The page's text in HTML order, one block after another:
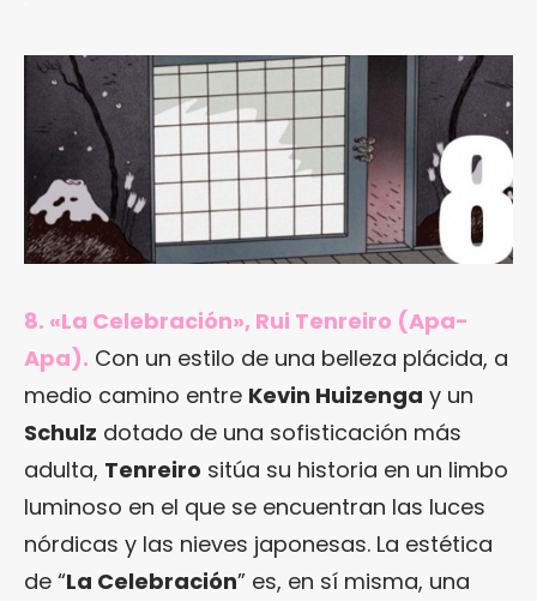
8. «La Celebración», Rui Tenreiro (Apa-
Apa). Con un estilo de una belleza plácida, a
medio camino entre Kevin Huizenga y un
Schulz dotado de una sofisticación más
adulta, Tenreiro sitúa su historia en un limbo
luminoso en el que se encuentran las luces
nórdicas y las nieves japonesas. La estética
de “La Celebración” es, en sí misma, una